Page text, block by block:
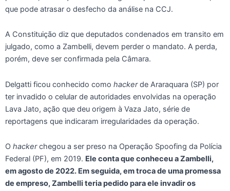
que pode atrasar o desfecho da análise na CCJ.
A Constituição diz que deputados condenados em transito em
julgado, como a Zambelli, devem perder o mandato. A perda,
porém, deve ser confirmada pela Câmara.
Delgatti ficou conhecido como hackerde Araraquara (SP) por
ter invadido o celular de autoridades envolvidas na operação
Lava Jato, ação que deu origem à Vaza Jato, série de
reportagens que indicaram irregularidades da operação.
O hackerchegou a ser preso na Operação Spoofing da Polícia
Federal (PF), em 2019. Ele conta que conheceu a Zambelli,
em agosto de 2022. Em seguida, em troca de uma promessa
de empreso, Zambelli teria pedido para ele invadir os